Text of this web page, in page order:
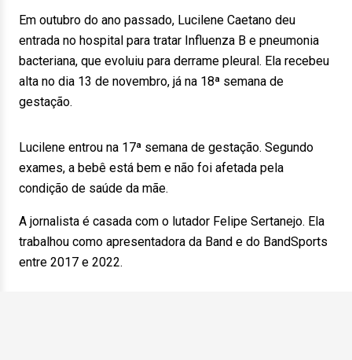
Em outubro do ano passado, Lucilene Caetano deu
entrada no hospital para tratar Influenza B e pneumonia
bacteriana, que evoluiu para derrame pleural. Ela recebeu
alta no dia 13 de novembro, já na 18ª semana de
gestação.
Lucilene entrou na 17ª semana de gestação. Segundo
exames, a bebê está bem e não foi afetada pela
condição de saúde da mãe.
A jornalista é casada com o lutador Felipe Sertanejo. Ela
trabalhou como apresentadora da Band e do BandSports
entre 2017 e 2022.